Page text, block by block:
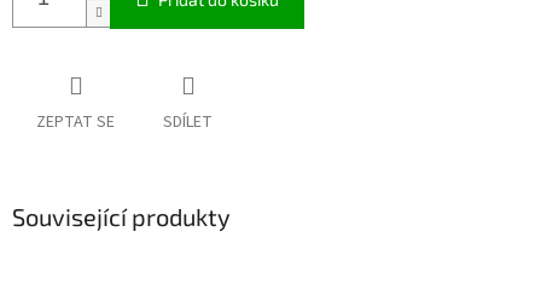
ZEPTAT SE SDÍLET
Související produkty